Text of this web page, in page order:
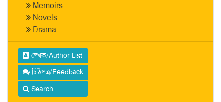
Memoirs
Novels
Drama
লেখক/Author List
চিঠিপত্র/Feedback
Search